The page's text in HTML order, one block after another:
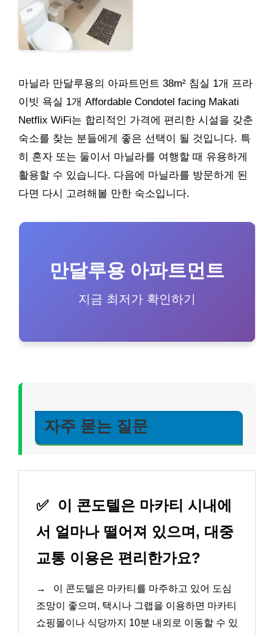
마닐라 만달루용의 아파트먼트 38m² 침실 1개 프라
이빗 욕실 1개 Affordable Condotel facing Makati
Netflix WiFi는 합리적인 가격에 편리한 시설을 갖춘
숙소를 찾는 분들에게 좋은 선택이 될 것입니다. 특
히 혼자 또는 둘이서 마닐라를 여행할 때 유용하게
활용할 수 있습니다. 다음에 마닐라를 방문하게 된
다면 다시 고려해볼 만한 숙소입니다.
만달루용 아파트먼트
지금 최저가 확인하기
자주 묻는 질문
✅
이 콘도텔은 마카티 시내에
서 얼마나 떨어져 있으며, 대중
교통 이용은 편리한가요?
→
이 콘도텔은 마카티를 마주하고 있어 도심
조망이 좋으며, 택시나 그랩을 이용하면 마카티
쇼핑몰이나 식당까지 10분 내외로 이동할 수 있